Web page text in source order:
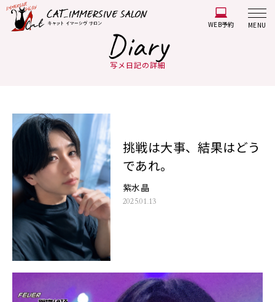
WEB予約 MENU
Diary
写メ日記の詳細
挑戦は大事、結果はどう
であれ。
紫水晶
2025.01.13